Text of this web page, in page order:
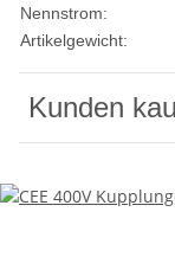
Nennstrom:
Artikelgewicht:
Kunden